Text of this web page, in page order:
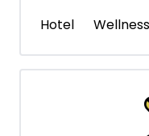
Hotel Wellness